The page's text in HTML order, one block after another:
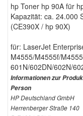
hp Toner hp 90A für
Kapazität: ca. 24.000
(CE390X / hp 90X)
für: LaserJet
M4555/M4555f/
601N/602DN/602N/
Informationen zur
Person
HP Deutschland GmbH
Herrenberger Straße 140